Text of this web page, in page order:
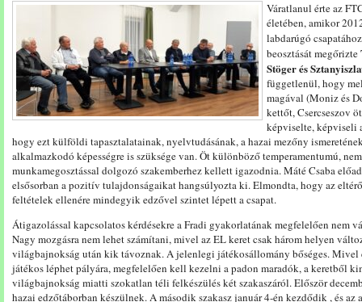
Váratlanul érte az
életében, amikor
labdarúgó
beosztását megőrizte
Stöger és
függetlenül, hogy
magával (Moniz és
kettőt, Csercseszov
képviselte, képviseli
hogy ezt külföldi tapasztalatainak, nyelvtudásának, a hazai mezőny
alkalmazkodó képességre is szüksége van. Öt különböző temperamentumú,
munkamegosztással dolgozó szakemberhez kellett igazodnia. Máté Csaba
elsősorban a pozitív tulajdonságaikat hangsúlyozta ki. Elmondta, hogy az
feltételek ellenére mindegyik edzővel szintet lépett a csapat.
Átigazolással kapcsolatos kérdésekre a Fradi gyakorlatának megfelelően nem
Nagy mozgásra nem lehet számítani, mivel az EL keret csak három helyen
világbajnokság után kik távoznak. A jelenlegi játékosállomány bőséges. Mivel
játékos léphet pályára, megfelelően kell kezelni a padon maradók, a keretből
világbajnokság miatti szokatlan téli felkészülés két szakaszáról. Először
hazai edzőtáborban készülnek. A második szakasz január 4-én kezdődik , és az